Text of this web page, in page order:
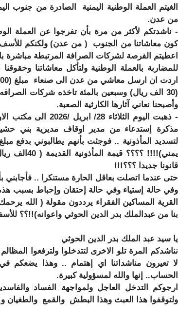
الغيتم العملة الوطنية اليمنية الصادرة من جنوب
من عدن.
- ناشدتكم لأكثر من مرة بأن تفرجوا عن العملة
كون معاشاتنا من الجنوب ( من عدن) ولكنكم للأسف
اعطيتم الفرصة لشركات الصرافة المرتبطة مباشرة
للمضاربة بالعملة الوطنية ولتأكل معاشاتنا
(30 الف ريال) وسبعين بالمئة تاخذه شركات
وأصبحنا نعاني آثارها الكارثية الصعبة.
- ذهبت اليوم
مذكرة إستدعاء من مدير اوقاف مديرية بني
يمني)!!!!
قانونا جديدا ؟؟؟!!!
حتى عندما اتصلت بعاقل الحارة مستنكرا .. فأجابني
وفي حالة إستياء وفي حالة إحتقان وإحباط بسبب
القرية المساكين الفقراء يرددون مقولة ( الله
بنا من عبدالملك بدر الدين الحوثي واعوانه)!!؟؟
يا سيد عبد الملك بدر الدين الحوثي
نناشدكم المرة تلو الاخرى لتتدخلوا ولترفعوا
لا تعيرون مناشداتنا اي إهتمام .. وهذا يضعكم
الحساب.. إنها والله لمسؤولية كبيرة.
ارجوكم التدخل العاجل ولمواجهة الفساد
ولتوقفوا هذا العبث وهذا البطش والقمع والطغيان